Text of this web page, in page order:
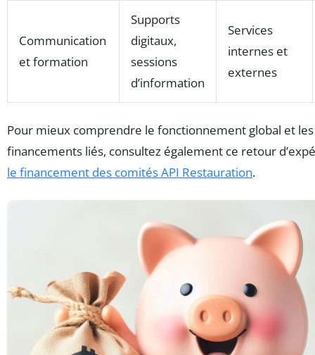
Communication
et formation
Supports
digitaux,
sessions
d’information
Services
internes et
externes
Pour mieux comprendre le fonctionnement global et les
financements liés, consultez également ce retour
le financement des comités API Restauration.